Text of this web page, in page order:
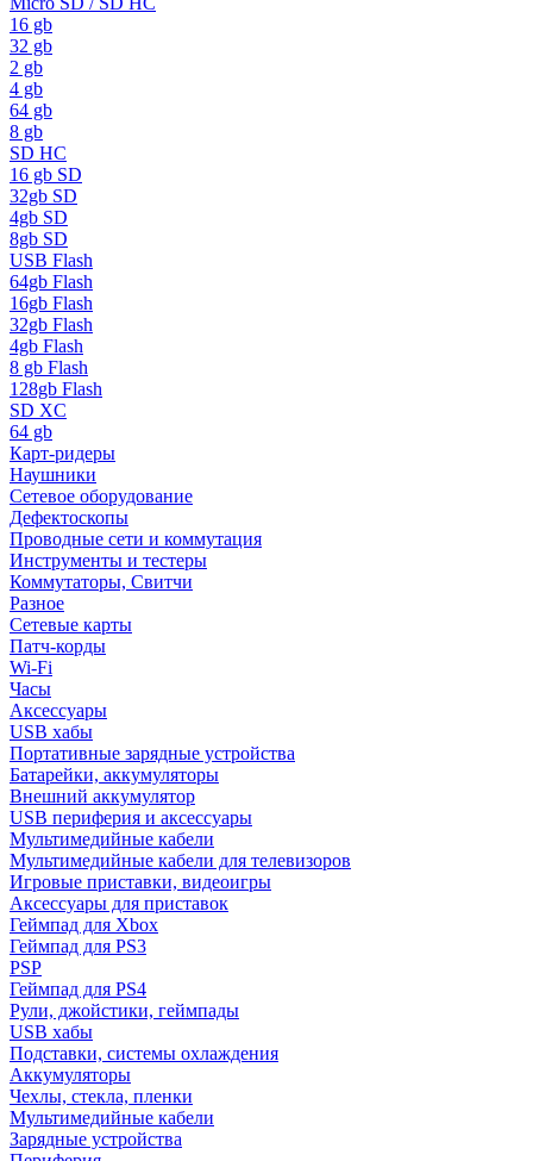
16 gb
32 gb
2 gb
4 gb
64 gb
8 gb
SD HC
16 gb SD
32gb SD
4gb SD
8gb SD
USB Flash
64gb Flash
16gb Flash
32gb Flash
4gb Flash
8 gb Flash
128gb Flash
SD XC
64 gb
Карт-ридеры
Наушники
Сетевое оборудование
Дефектоскопы
Проводные сети и коммутация
Инструменты и тестеры
Коммутаторы, Свитчи
Разное
Сетевые карты
Патч-корды
Wi-Fi
Часы
Аксессуары
USB хабы
Портативные зарядные устройства
Батарейки, аккумуляторы
Внешний аккумулятор
USB периферия и аксессуары
Мультимедийные кабели
Мультимедийные кабели для телевизоров
Игровые приставки, видеоигры
Аксессуары для приставок
Геймпад для Xbox
Геймпад для PS3
PSP
Геймпад для PS4
Рули, джойстики, геймпады
USB хабы
Подставки, системы охлаждения
Аккумуляторы
Чехлы, стекла, пленки
Мультимедийные кабели
Зарядные устройства